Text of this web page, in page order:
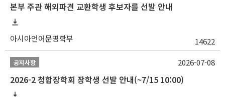
본부 주관 해외파견 교환학생 후보자를 선발 안내
아시아언어문명학부 14622
공지사항
2026-2 청합장학회 장학생 선발 안내(~7/15 10:00)
2026-07-08